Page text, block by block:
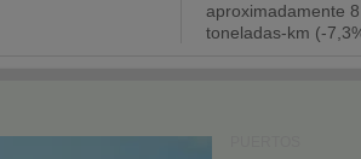
aproximadamente
toneladas-km (-